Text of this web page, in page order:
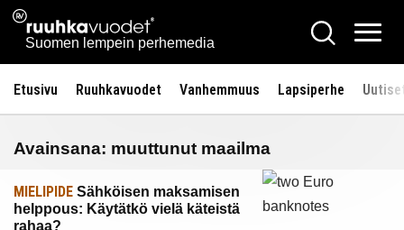
Siirry
sisältöön
Ruuhkavuodet.fi
Suomen lempein perhemedia
Hae
Etusivu Ruuhkavuodet Vanhemmuus Lapsiperhe
Avainsana: muuttunut maailma
MIELIPIDE Sähköisen maksamisen
helppous: Käytätkö vielä käteistä
rahaa?